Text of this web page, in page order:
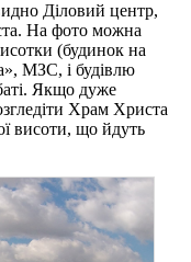
Діловий центр,
На фото можна
(будинок на
МЗС, і будівлю
Якщо дуже
Храм Христа
висоти, що йдуть